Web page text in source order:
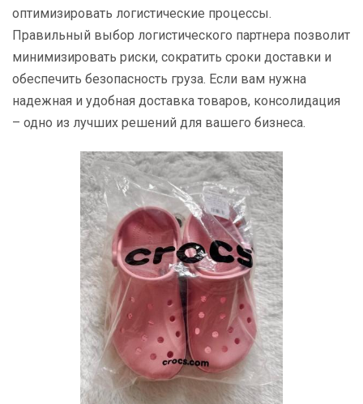
оптимизировать логистические процессы.
Правильный выбор логистического партнера позволит
минимизировать риски, сократить сроки доставки и
обеспечить безопасность груза. Если вам нужна
надежная и удобная доставка товаров, консолидация
– одно из лучших решений для вашего бизнеса.